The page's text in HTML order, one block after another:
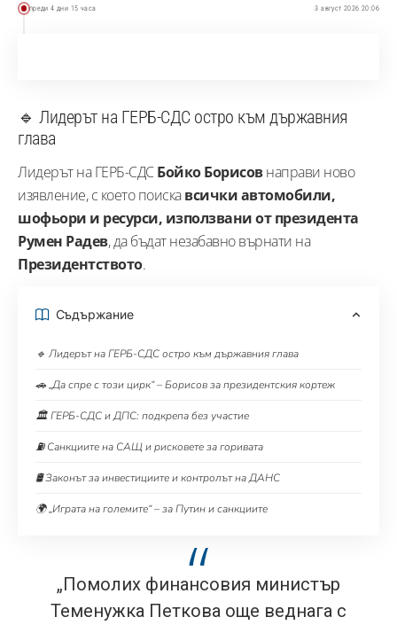
преди 4 дни 15 часа 3 август 2026 20:06
🔹 Лидерът на ГЕРБ-СДС остро към държавния
глава
Лидерът на ГЕРБ-СДСБойко Борисовнаправи ново
изявление, с което поискавсички автомобили,
шофьори и ресурси, използвани от президента
Румен Радев, да бъдат незабавно върнати на
Президентството.
Съдържание
🔹 Лидерът на ГЕРБ-СДС остро към държавния глава
🚗 „Да спре с този цирк“ – Борисов за президентския кортеж
🏛️ ГЕРБ-СДС и ДПС: подкрепа без участие
⛽ Санкциите на САЩ и рисковете за горивата
🛢️ Законът за инвестициите и контролът на ДАНС
🌍 „Играта на големите“ – за Путин и санкциите
„Помолих финансовия министър
Теменужка Петкова още веднага с